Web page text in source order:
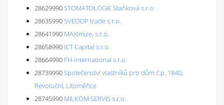
28629990STOMATOLOGIE Staňková s.r.o.
28635990SVEDOP trade s.r.o.
28641990 MAXImize, s.r.o.
28658990 ICT Capital s.r.o.
28664990 FH-international s.r.o.
28739990Společenství vlastníků pro dům č.p. 1840,
Revoluční, Litoměřice
28745990 MILKOM SERVIS s.r.o.